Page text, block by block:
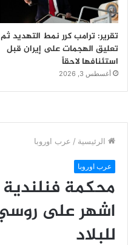
تقرير: ترامب كرر نمط التهديد ثم
تعليق الهجمات على إيران قبل
استئنافها لاحقاً
أغسطس 3, 2026